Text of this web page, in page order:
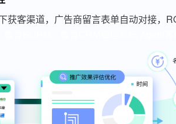
获客渠道，广告商留言表单自动对接，